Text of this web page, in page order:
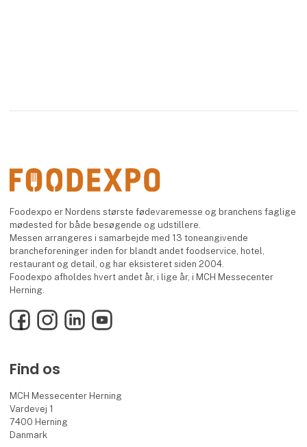
Foodexpo er Nordens største fødevaremesse og branchens faglige
mødested for både besøgende og udstillere.
Messen arrangeres i samarbejde med 13 toneangivende
brancheforeninger inden for blandt andet foodservice, hotel,
restaurant og detail, og har eksisteret siden 2004.
Foodexpo afholdes hvert andet år, i lige år, i MCH Messecenter
Herning.
FacebookInstagramLinkedInYouTube
Find os
MCH Messecenter Herning
Vardevej 1
7400 Herning
Danmark